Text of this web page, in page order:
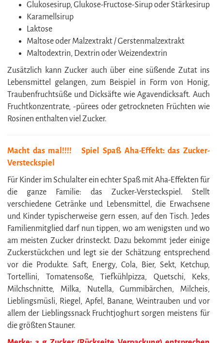
Glukosesirup, Glukose-Fructose-Sirup oder Stärkesirup
Karamellsirup
Laktose
Maltose oder Malzextrakt / Gerstenmalzextrakt
Maltodextrin, Dextrin oder Weizendextrin
Zusätzlich kann Zucker auch über eine süßende Zutat ins
Lebensmittel gelangen, zum Beispiel in Form von Honig,
Traubenfruchtsüße und Dicksäfte wie Agavendicksaft. Auch
Fruchtkonzentrate, -pürees oder getrockneten Früchten wie
Rosinen enthalten viel Zucker.
Macht das mal!!!! Spiel Spaß Aha-Effekt: das Zucker-
Versteckspiel
Für Kinder im Schulalter ein echter Spaß mit Aha-Effekten für
die ganze Familie: das Zucker-Versteckspiel. Stellt
verschiedene Getränke und Lebensmittel, die Erwachsene
und Kinder typischerweise gern essen, auf den Tisch. Jedes
Familienmitglied darf nun tippen, wo am wenigsten und wo
am meisten Zucker drinsteckt. Dazu bekommt jeder einige
Zuckerstückchen und legt sie der Schätzung entsprechend
vor die Produkte. Saft, Energy, Cola, Bier, Sekt, Ketchup,
Tortellini, Tomatensoße, Tiefkühlpizza, Quetschi, Keks,
Milchschnitte, Milka, Nutella, Gummibärchen, Milcheis,
Lieblingsmüsli, Riegel, Apfel, Banane, Weintrauben und vor
allem der Lieblingssnack Fruchtjoghurt sorgen meistens für
die größten Stauner.